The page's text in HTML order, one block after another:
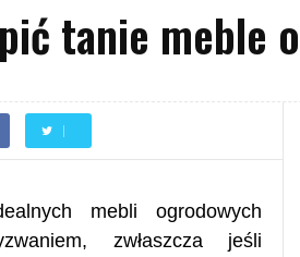
tanie meble
mebli ogrodowych
zwłaszcza jeśli